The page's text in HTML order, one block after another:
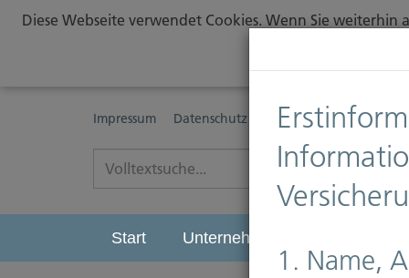
Diese Webseite verwendet Cookies. Wenn Sie
Impressum Datenschutz Erstinformationspflichten
Start Unternehmen
1. Name,